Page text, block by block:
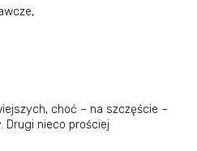
choć – na szczęście –
Drugi nieco prościej